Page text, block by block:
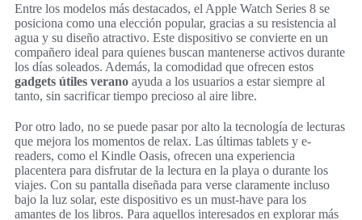
Entre los modelos más destacados, el Apple Watch Series 8 se
posiciona como una elección popular, gracias a su resistencia al
agua y su diseño atractivo. Este dispositivo se convierte en un
compañero ideal para quienes buscan mantenerse activos durante
los días soleados. Además, la comodidad que ofrecen estos
gadgets útiles verano ayuda a los usuarios a estar siempre al
tanto, sin sacrificar tiempo precioso al aire libre.
Por otro lado, no se puede pasar por alto la tecnología de lecturas
que mejora los momentos de relax. Las últimas tablets y e-
readers, como el Kindle Oasis, ofrecen una experiencia
placentera para disfrutar de la lectura en la playa o durante los
viajes. Con su pantalla diseñada para verse claramente incluso
bajo la luz solar, este dispositivo es un must-have para los
amantes de los libros. Para aquellos interesados en explorar más